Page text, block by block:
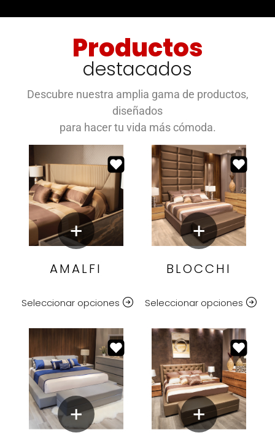
Productos
destacados
Descubre nuestra amplia gama de productos,
diseñados
para hacer tu vida más cómoda.
AMALFI
Seleccionar opciones
BLOCCHI
Seleccionar opciones